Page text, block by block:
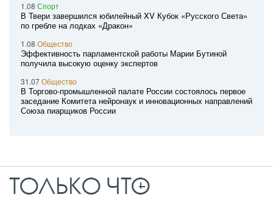
1.08 Спорт
В Твери завершился юбилейный XV Кубок «Русского Света»
по гребле на лодках «Дракон»
1.08 Общество
Эффективность парламентской работы Марии Бутиной
получила высокую оценку экспертов
31.07Общество
В Торгово-промышленной палате России состоялось первое
заседание Комитета нейронаук и инновационных направлений
Союза пиарщиков России